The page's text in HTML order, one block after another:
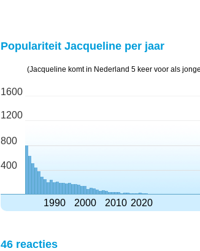
Populariteit Jacqueline per jaar
(Jacqueline komt in Nederland 5 keer voor als
1600
1200
800
400
1990 2000 2010 2020
46 reacties